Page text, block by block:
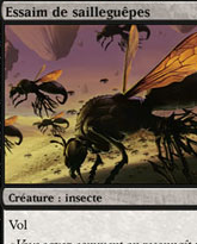
Essaim de sailleguêpes